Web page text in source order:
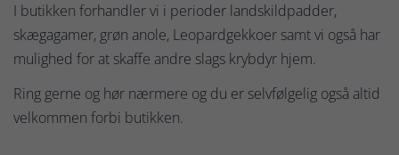
I butikken forhandler vi i perioder landskildpadder,
skægagamer, grøn anole, Leopardgekkoer samt vi også har
mulighed for at skaffe andre slags krybdyr hjem.
Ring gerne og hør nærmere og du er selvfølgelig også altid
velkommen forbi butikken.